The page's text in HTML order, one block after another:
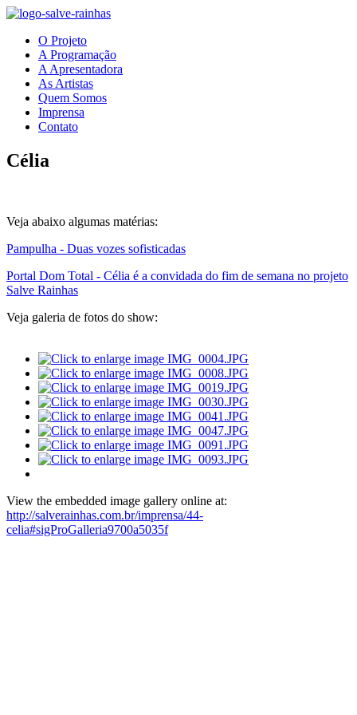
O Projeto
A Programação
A Apresentadora
As Artistas
Quem Somos
Imprensa
Contato
Célia
Veja abaixo algumas matérias:
Pampulha - Duas vozes sofisticadas
Portal Dom Total - Célia é a convidada do fim de semana no projeto
Salve Rainhas
Veja galeria de fotos do show:
View the embedded image gallery online at:
http://salverainhas.com.br/imprensa/44-
celia#sigProGalleria9700a5035f